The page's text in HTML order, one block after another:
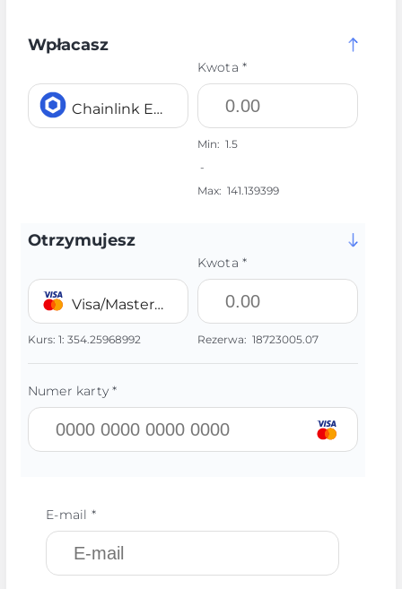
Wpłacasz
Chainlink ERC20 LINK
Kwota *
Min: 1.5
-
Max: 141.139399
Otrzymujesz
Visa/MasterCard 💳 UAH
Kurs: 1: 354.25968992
Kwota *
Rezerwa: 18723005.07
Numer karty *
E-mail *